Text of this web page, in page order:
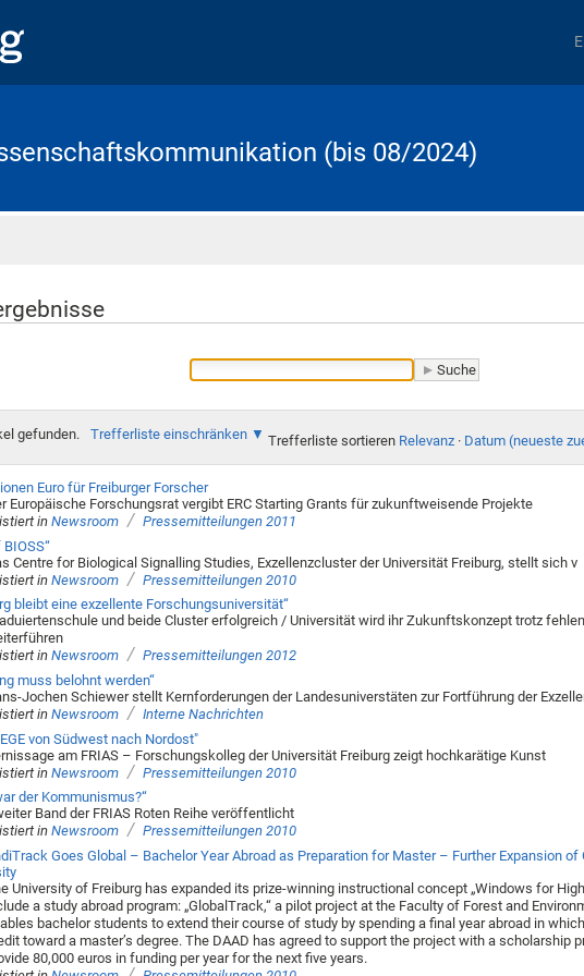
(bis 08/2024)
gefunden. Trefferliste einschränken Trefferliste sortieren Relevanz · Datum (neueste
Euro für Freiburger Forscher
Europäische Forschungsrat vergibt ERC Starting Grants für zukunftweisende Projekte
in Newsroom / Pressemitteilungen 2011
BIOSS“
Centre for Biological Signalling Studies, Exzellenzcluster der Universität Freiburg, stellt sich v
in Newsroom / Pressemitteilungen 2010
bleibt eine exzellente Forschungsuniversität“
und beide Cluster erfolgreich / Universität wird ihr Zukunftskonzept trotz
in Newsroom / Pressemitteilungen 2012
muss belohnt werden“
Jochen Schiewer stellt Kernforderungen der Landesuniverstäten zur Fortführung der
in Newsroom / Interne Nachrichten
von Südwest nach Nordost"
am FRIAS – Forschungskolleg der Universität Freiburg zeigt hochkarätige Kunst
in Newsroom / Pressemitteilungen 2010
der Kommunismus?“
Band der FRIAS Roten Reihe veröffentlicht
in Newsroom / Pressemitteilungen 2010
Goes Global – Bachelor Year Abroad as Preparation for Master – Further Expansion
University of Freiburg has expanded its prize-winning instructional concept „Windows for
a study abroad program: „GlobalTrack,“ a pilot project at the Faculty of Forest and
bachelor students to extend their course of study by spending a final year abroad in
toward a master’s degree. The DAAD has agreed to support the project with a scholarship
80,000 euros in funding per year for the next five years.